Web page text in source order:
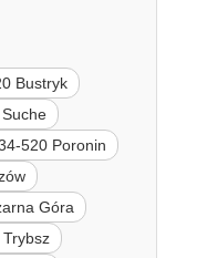
Bustryk
520 Poronin
Góra